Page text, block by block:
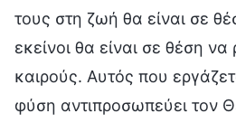
τους στη ζωή θα είναι σε
εκείνοι θα είναι σε θέση
καιρούς. Αυτός που
φύση αντιπροσωπεύει τον